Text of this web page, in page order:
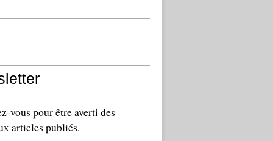
vous pour être averti des
articles publiés.